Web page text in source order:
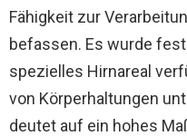
Fähigkeit zur
befassen. Es wurde
spezielles Hirnareal
von Körperhaltungen
deutet auf ein hohes